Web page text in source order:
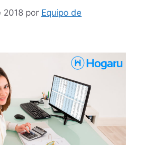
2018 por Equipo de